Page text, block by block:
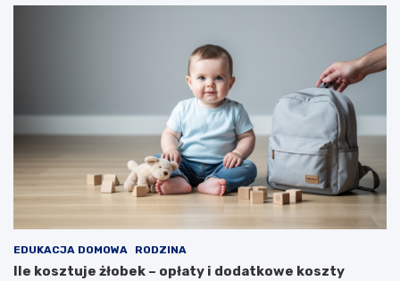
EDUKACJA DOMOWA RODZINA
Ile kosztuje żłobek – opłaty i dodatkowe koszty